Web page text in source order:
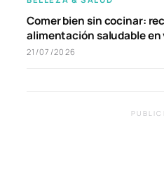
Comer bien sin cocinar:
alimentación saludable en
21/07/2026